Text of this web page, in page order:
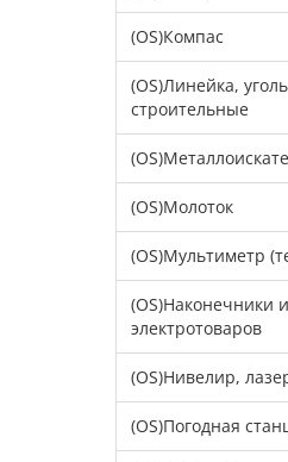
(OS)Компас
(OS)Линейка,
строительные
(OS)Молоток
(OS)Мультиметр
(OS)Наконечники
электротоваров
(OS)Нивелир,
(OS)Погодная